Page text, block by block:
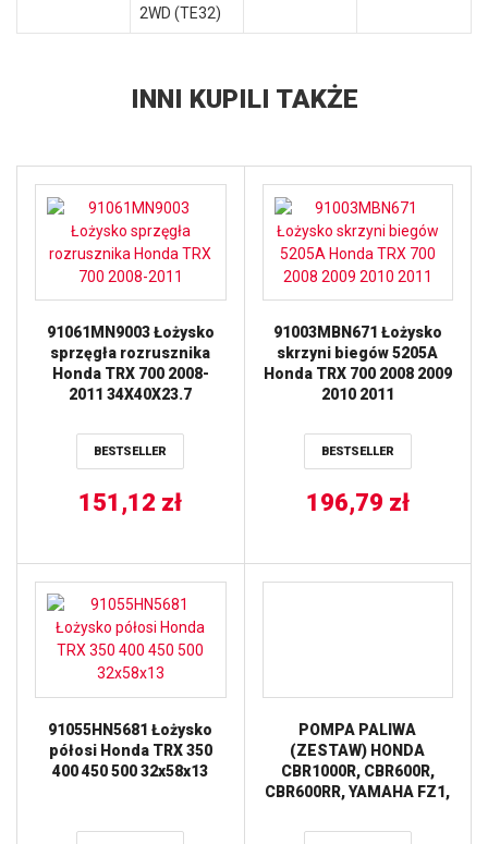
2WD (TE32)
INNI KUPILI TAKŻE
91061MN9003 Łożysko
sprzęgła rozrusznika
Honda TRX 700 2008-
2011 34X40X23.7
BESTSELLER
151,12 zł
91003MBN671 Łożysko
skrzyni biegów 5205A
Honda TRX 700 2008 2009
2010 2011
BESTSELLER
196,79 zł
91055HN5681 Łożysko
półosi Honda TRX 350
400 450 500 32x58x13
POMPA PALIWA
(ZESTAW) HONDA
CBR1000R, CBR600R,
CBR600RR, YAMAHA FZ1,
YFM550 GRIZZLY, YFM700